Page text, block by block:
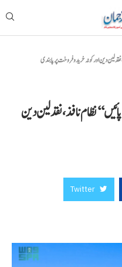
لین دین اور کوٹہ خرید و فروخت پر پابندی
نظام نافذ، نقد لین دین
Twitter